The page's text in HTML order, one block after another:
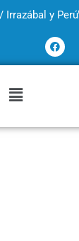
Irrazábal y Perú